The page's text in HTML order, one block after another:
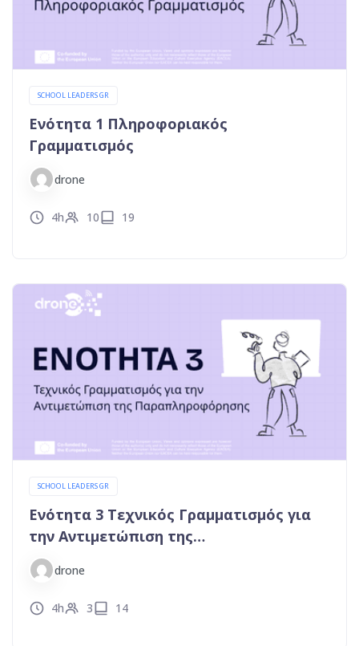
SCHOOL LEADERS GR
Ενότητα 1 Πληροφοριακός
Γραμματισμός
drone
4h 10 19
SCHOOL LEADERS GR
Ενότητα 3 Τεχνικός Γραμματισμός για
την Αντιμετώπιση της
Παραπληροφόρησης
drone
4h 3 14